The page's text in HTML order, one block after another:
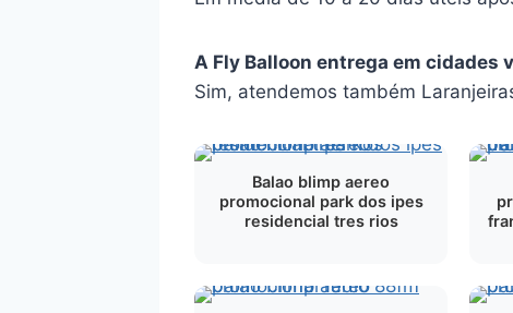
A Fly Balloon entrega em cidades
Sim, atendemos também
Balao blimp aereo
promocional park dos ipes
residencial tres rios